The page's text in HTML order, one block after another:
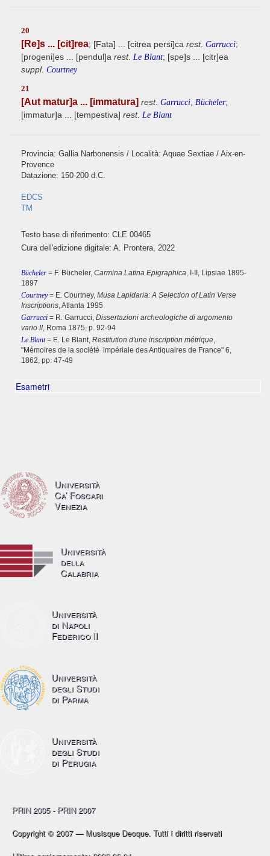
20
[Re]s ... [cit]rea; [Fata] ... [citrea persi]ca rest. Garrucci;
[progeni]es ... [pendul]a rest. Le Blant; [spe]s ... [citr]ea
suppl. Courtney
21
[Aut matur]a ... [immatura] rest. Garrucci Bücheler;
[immatur]a ... [tempestiva] rest. Le Blant
Provincia: Gallia Narbonensis / Località: Aquae Sextiae / Aix-en-
Provence
Datazione: 150-200 d.C.
EDCS
TM
Testo base di riferimento: CLE 00465
Cura dell'edizione digitale: A. Prontera, 2022
Bücheler = F. Bücheler, Carmina Latina Epigraphica, I-II, Lipsiae 1895-
1897
Courtney= E. Courtney, Musa Lapidaria: A Selection of Latin Verse
Inscriptions, Atlanta 1995
Garrucci = R. Garrucci, Dissertazioni archeologiche di argomento
vario II, Roma 1875, p. 92-94
Le Blant= E. Le Blant, Restitution d'une inscription métrique,
"Mémoires de la société impériale des Antiquaires de France" 6,
1862, pp. 47-49
Esametri
Università
Ca’ Foscari
Venezia
Università
della
Calabria
Università
di Napoli
Federico II
Università
degli Studi
di Parma
Università
degli Studi
di Perugia
PRIN 2005 - PRIN 2007
Copyright © 2007 — Musisque Deoque. Tutti i diritti riservati